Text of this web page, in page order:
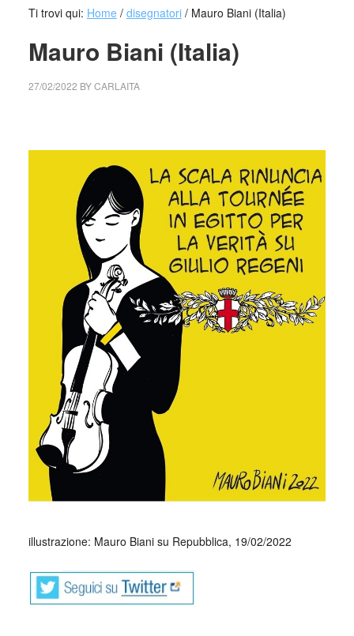
Ti trovi qui: Home / disegnatori /Mauro Biani (Italia)
Mauro Biani (Italia)
27/02/2022 BYCARLAITA
illustrazione: Mauro Biani su Repubblica, 19/02/2022